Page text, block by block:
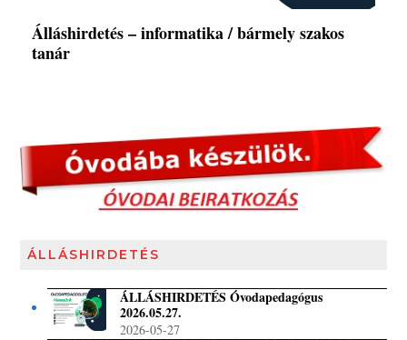
Álláshirdetés – informatika / bármely szakos
tanár
ÁLLÁSHIRDETÉS
ÁLLÁSHIRDETÉS Óvodapedagógus
2026.05.27.
2026-05-27